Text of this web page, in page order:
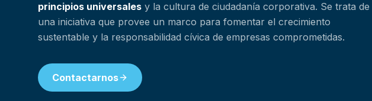
principios universales y la cultura de ciudadanía corporativa. Se trata de
una iniciativa que provee un marco para fomentar el crecimiento
sustentable y la responsabilidad cívica de empresas comprometidas.
Contactarnos